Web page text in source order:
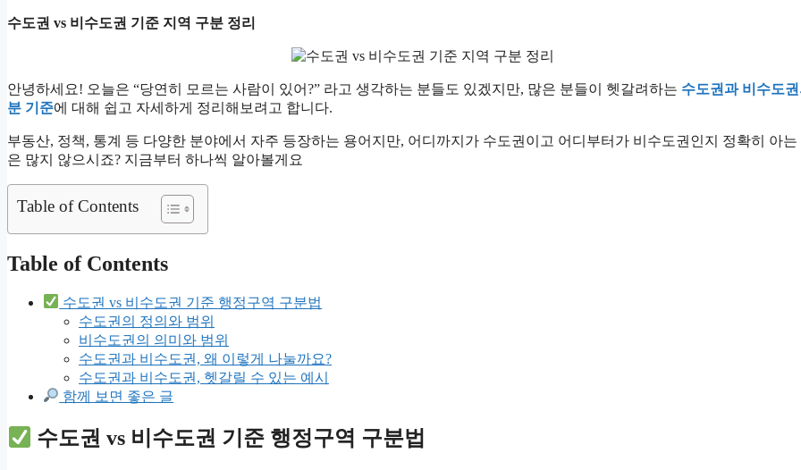
수도권 vs 비수도권 기준 지역 구분 정리
안녕하세요! 오늘은 “당연히 모르는 사람이 있어?” 라고 생각하는 분들도 있겠지만, 많은 분들이 헷갈려하는 수도권과 비수도
분 기준에 대해 쉽고 자세하게 정리해보려고 합니다.
부동산, 정책, 통계 등 다양한 분야에서 자주 등장하는 용어지만, 어디까지가 수도권이고 어디부터가 비수도권인지 정확히 아는
은 많지 않으시죠? 지금부터 하나씩 알아볼게요
Table of Contents
Table of Contents
수도권 vs 비수도권 기준 행정구역 구분법
수도권의 정의와 범위
비수도권의 의미와 범위
수도권과 비수도권, 왜 이렇게 나눌까요?
수도권과 비수도권, 헷갈릴 수 있는 예시
함께 보면 좋은 글
수도권 vs 비수도권 기준 행정구역 구분법